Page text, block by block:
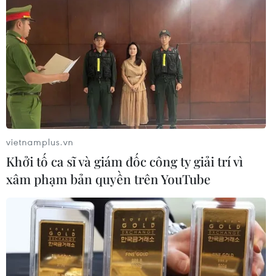
Hàng nghìn người tham dự đại nhạc
hội "Eo Gió - Vũ điệu biển xanh"
11/07/2026 15:41
Chương trình hòa nhạc 'The
Symphony of Time' hội tụ ba nghệ sỹ
opera quốc tế
10/07/2026 15:34
giải Vàng tại Liên hoan Nghệ thuật
châu Á 2026
09/07/2026 04:11
vietnamplus.vn
Khởi tố ca sĩ và giám đốc công ty giải trí vì
xâm phạm bản quyền trên YouTube